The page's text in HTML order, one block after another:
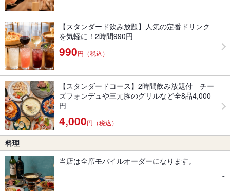
【スタンダード飲み放題】人気の定番ドリンク
を気軽に！2時間990円
990円（税込）
【スタンダードコース】2時間飲み放題付 チー
ズフォンデュや三元豚のグリルなど全8品4,000
円
4,000円（税込）
料理
当店は全席モバイルオーダーになります。
-